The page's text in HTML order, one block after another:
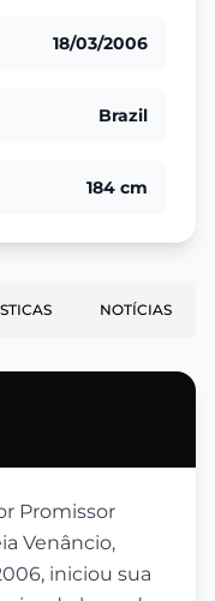
18/03/2006
Brazil
184 cm
NOTÍCIAS
Promissor
Venâncio,
iniciou sua